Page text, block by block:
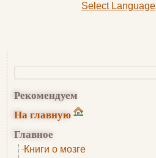
Select Language
Рекомендуем
На главную
Главное
Книги о мозге